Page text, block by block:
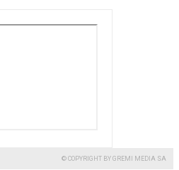
© COPYRIGHT BY GREMI MEDIA SA